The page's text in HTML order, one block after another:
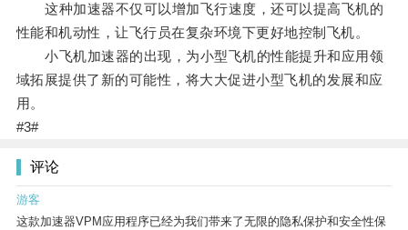
这种加速器不仅可以增加飞行速度，还可以提高飞机的
性能和机动性，让飞行员在复杂环境下更好地控制飞机。
小飞机加速器的出现，为小型飞机的性能提升和应用领
域拓展提供了新的可能性，将大大促进小型飞机的发展和应
用。
#3#
评论
游客
这款加速器VPM应用程序已经为我们带来了无限的隐私保护和安全性保